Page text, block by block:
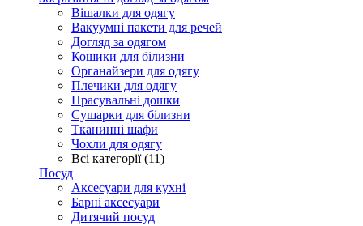
Вішалки для одягу
Вакуумні пакети для речей
Догляд за одягом
Кошики для білизни
Органайзери для одягу
Плечики для одягу
Прасувальні дошки
Сушарки для білизни
Тканинні шафи
Чохли для одягу
Всі категорії (11)
Посуд
Аксесуари для кухні
Барні аксесуари
Дитячий посуд